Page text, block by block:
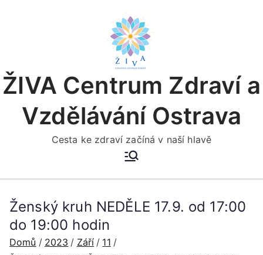
ŽIVA Centrum Zdraví a
Vzdělávání Ostrava
Cesta ke zdraví začíná v naší hlavě
Ženský kruh NEDĚLE 17.9. od 17:00
do 19:00 hodin
Domů 2023 Září
11